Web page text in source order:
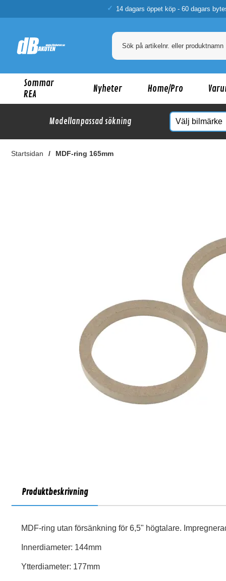
14 dagars öppet köp - 60 dagars
Sommar
REA
Nyheter Home/Pro
Modellanpassad sökning
Startsidan MDF-ring 165mm
MDF ring 10" försänkt
Produktbeskrivning
MDF-ring utan försänkning för 6,5" högtalare.
Innerdiameter: 144mm
Ytterdiameter: 177mm